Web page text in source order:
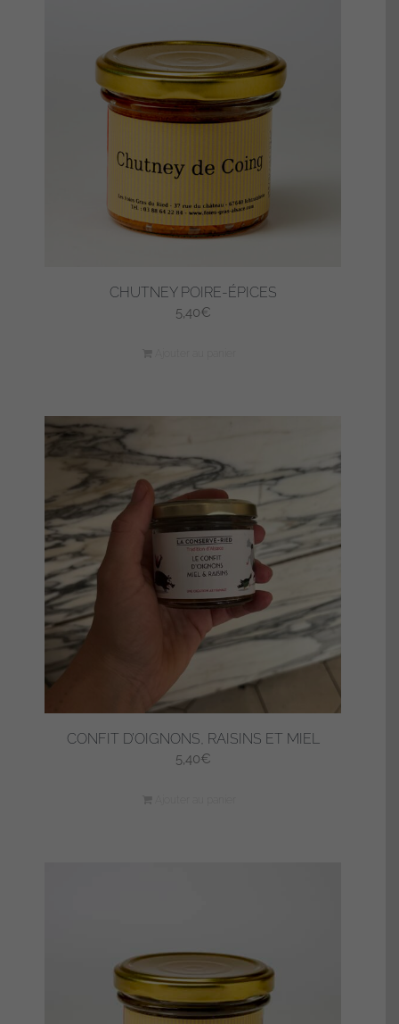
CHUTNEY POIRE-ÉPICES
5,40€
CONFIT D’OIGNONS, RAISINS ET MIEL
5,40€